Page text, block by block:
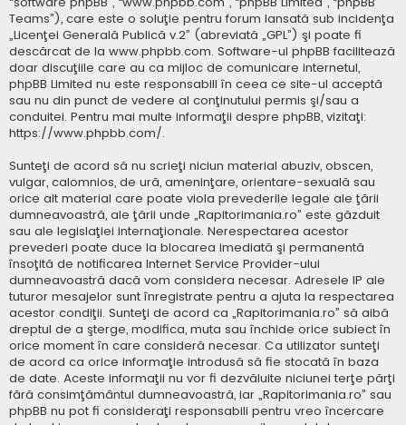
Teams”), care este o soluţie pentru forum lansată sub incidenţa
„Licenţei Generală Publică v.2” (abreviată „GPL”) şi poate fi
descărcat de la www.phpbb.com. Software-ul phpBB facilitează
doar discuţiile care au ca mijloc de comunicare internetul,
phpBB Limited nu este responsabill în ceea ce site-ul acceptă
sau nu din punct de vedere al conţinutului permis şi/sau a
conduitei. Pentru mai multe informaţii despre phpBB, vizitaţi:
https://www.phpbb.com/.
Sunteţi de acord să nu scrieţi niciun material abuziv, obscen,
vulgar, calomnios, de ură, ameninţare, orientare-sexuală sau
orice alt material care poate viola prevederile legale ale ţării
dumneavoastră, ale ţării unde „Rapitorimania.ro” este găzduit
sau ale legislaţiei internaţionale. Nerespectarea acestor
prevederi poate duce la blocarea imediată şi permanentă
însoţită de notificarea Internet Service Provider-ului
dumneavoastră dacă vom considera necesar. Adresele IP ale
tuturor mesajelor sunt înregistrate pentru a ajuta la respectarea
acestor condiţii. Sunteţi de acord ca „Rapitorimania.ro” să aibă
dreptul de a şterge, modifica, muta sau închide orice subiect în
orice moment în care consideră necesar. Ca utilizator sunteţi
de acord ca orice informaţie introdusă să fie stocată în baza
de date. Aceste informaţii nu vor fi dezvăluite niciunei terţe părţi
fără consimţământul dumneavoastră, iar „Rapitorimania.ro” sau
phpBB nu pot fi consideraţi responsabili pentru vreo încercare